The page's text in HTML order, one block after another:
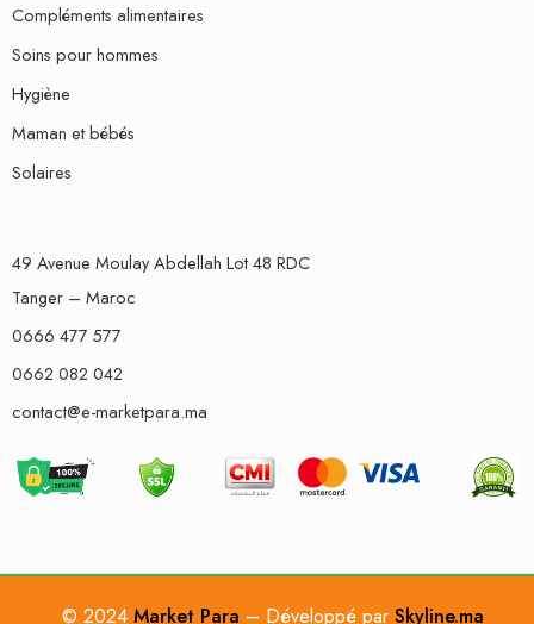
Compléments alimentaires
Soins pour hommes
Hygiène
Maman et bébés
Solaires
49 Avenue Moulay Abdellah Lot 48 RDC
Tanger – Maroc
0666 477 577
0662 082 042
contact@e-marketpara.ma
© 2024 Market Para – Développé par Skyline.ma